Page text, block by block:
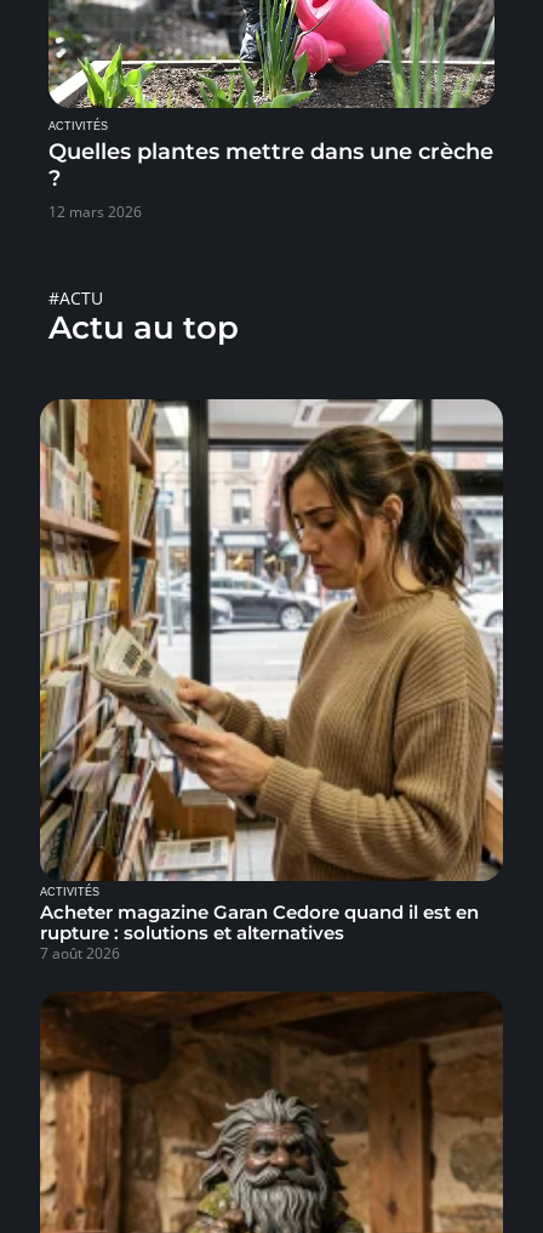
ACTIVITÉS
Quelles plantes mettre dans une crèche
?
12 mars 2026
#ACTU
Actu au top
ACTIVITÉS
Acheter magazine Garan Cedore quand il est en
rupture : solutions et alternatives
7 août 2026